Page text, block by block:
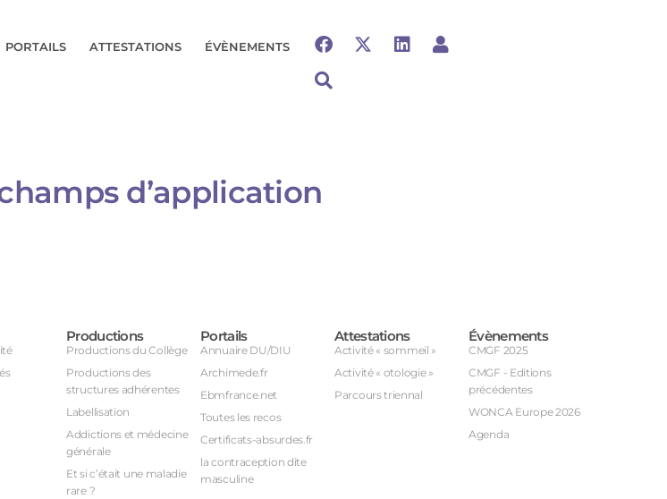
PORTAILS ATTESTATIONS ÉVÈNEMENTS
d’application
Productions
Productions du Collège
Productions des
structures adhérentes
Labellisation
Addictions et médecine
générale
Et si c’était une maladie
rare ?
Portails
Annuaire DU/DIU
Archimede.fr
Ebmfrance.net
Toutes les recos
Certificats-absurdes.fr
la contraception dite
masculine
Attestations
Activité « sommeil »
Activité « otologie »
Parcours triennal
Évènements
CMGF 2025
CMGF - Editions
précédentes
WONCA Europe 2026
Agenda